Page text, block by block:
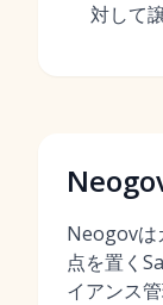
対して
Neogovは
点を置く
イアンス